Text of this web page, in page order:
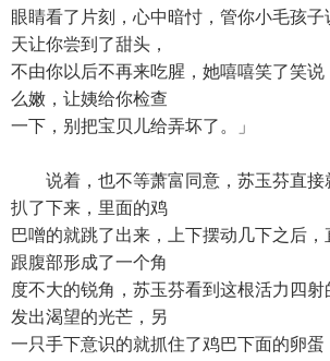
眼睛看了片刻，心中暗忖，管你小毛孩
天让你尝到了甜头，
不由你以后不再来吃腥，她嘻嘻笑了笑
么嫩，让姨给你检查
一下，别把宝贝儿给弄坏了。」
说着，也不等萧富同意，苏玉芬直接
扒了下来，里面的鸡
巴噌的就跳了出来，上下摆动几下之后，
跟腹部形成了一个角
度不大的锐角，苏玉芬看到这根活力四
发出渴望的光芒，另
一只手下意识的就抓住了鸡巴下面的卵蛋